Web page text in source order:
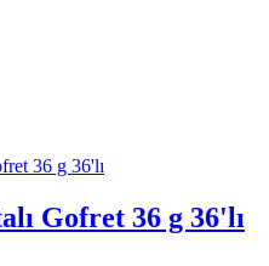
Gofret 36 g 36'lı